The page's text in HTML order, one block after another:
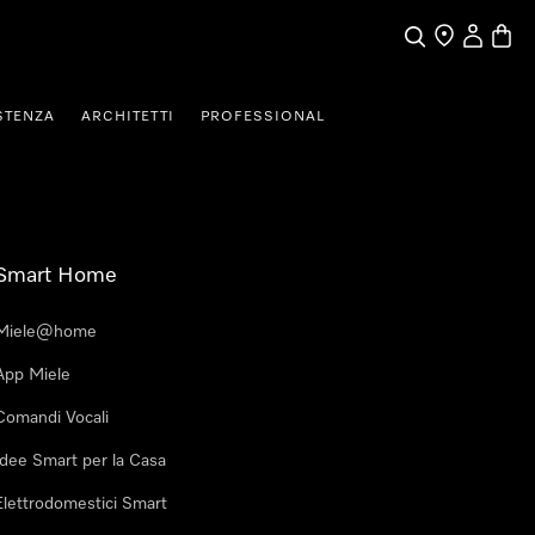
CercaRicerca
Il mio
ARCHITETTI PROFESSIONAL
Home
Miele
Vocali
Smart per la Casa
Smart